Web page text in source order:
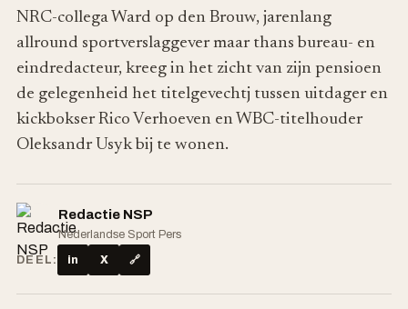
NRC-collega Ward op den Brouw, jarenlang
allround sportverslaggever maar thans bureau- en
eindredacteur, kreeg in het zicht van zijn pensioen
de gelegenheid het titelgevechtj tussen uitdager en
kickbokser Rico Verhoeven en WBC-titelhouder
Oleksandr Usyk bij te wonen.
Redactie NSP
Nederlandse Sport Pers
DEEL:
in X 🔗